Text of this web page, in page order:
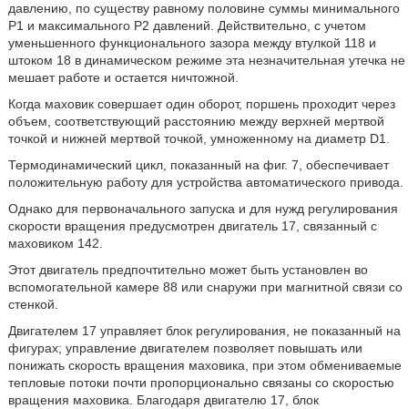
давлению, по существу равному половине суммы минимального
Р1 и максимального Р2 давлений. Действительно, с учетом
уменьшенного функционального зазора между втулкой 118 и
штоком 18 в динамическом режиме эта незначительная утечка не
мешает работе и остается ничтожной.
Когда маховик совершает один оборот, поршень проходит через
объем, соответствующий расстоянию между верхней мертвой
точкой и нижней мертвой точкой, умноженному на диаметр D1.
Термодинамический цикл, показанный на фиг. 7, обеспечивает
положительную работу для устройства автоматического привода.
Однако для первоначального запуска и для нужд регулирования
скорости вращения предусмотрен двигатель 17, связанный с
маховиком 142.
Этот двигатель предпочтительно может быть установлен во
вспомогательной камере 88 или снаружи при магнитной связи со
стенкой.
Двигателем 17 управляет блок регулирования, не показанный на
фигурах; управление двигателем позволяет повышать или
понижать скорость вращения маховика, при этом обмениваемые
тепловые потоки почти пропорционально связаны со скоростью
вращения маховика. Благодаря двигателю 17, блок